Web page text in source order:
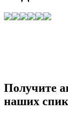
Получите
наших